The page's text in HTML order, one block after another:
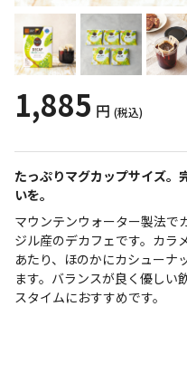
たっぷりマグカップサイズ。
いを。
マウンテンウォーター製法で
ジル産のデカフェです。カラ
あたり、ほのかにカシューナ
ます。バランスが良く優しい
スタイムにおすすめです。
1,885 円 (税込)